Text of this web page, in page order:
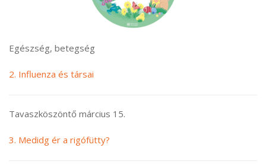
Egészség, betegség
2. Influenza és társai
Tavaszköszöntő március 15.
3. Medidg ér a rigófütty?